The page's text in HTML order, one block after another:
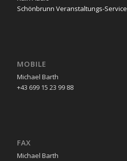
Schönbrunn Veranstaltungs-Service
MOBILE
Michael Barth
+43 699 15 23 99 88
FAX
Michael Barth